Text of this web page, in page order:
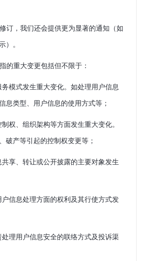
订，我们还会提供更为显著的通知（如
）。
的重大变更包括但不限于：
务模式发生重大变化。如处理用户信息
息类型、用户信息的使用方式等；
权、组织架构等方面发生重大变化。
破产等引起的控制权变更等；
共享、转让或公开披露的主要对象发生
户信息处理方面的权利及其行使方式发
处理用户信息安全的联络方式及投诉渠